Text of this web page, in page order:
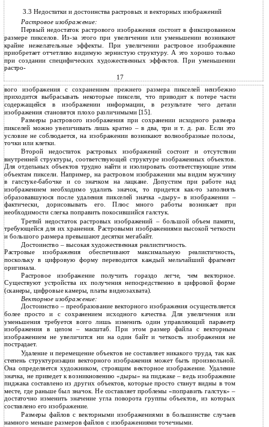
3.3 Недостатки и достоинства растровых и векторных изображений
Растровое изображение:
Первый недостаток растрового изображения состоит в фиксированном
размере пикселов. Из-за этого при увеличении или уменьшении возникают
крайне нежелательные эффекты. При увеличении растровое изображение
приобретает отчетливо видимую зернистую структуру. А это хорошо только
при создании специфических художественных эффектов. При уменьшении
растро-
17
вого изображения с сохранением прежнего размера пикселей неизбежно
приходится выбрасывать некоторые пиксели, что приводит к потере части
содержащейся в изображении информации, в результате чего детали
изображения становятся плохо различимыми [15].
Размеры растрового изображения при сохранении исходного размера
пикселей можно увеличивать лишь кратно – в два, три и т. д. раз. Если это
условие не соблюдается, на изображении возникают волнообразные полосы,
точки или клетки.
Второй недостаток растровых изображений состоит и отсутствии
внутренней структуры, соответствующей структуре изображенных объектов.
Для отдельных объектов трудно найти и изолировать соответствующие этим
объектам пиксели. Например, на растровом изображении мы видим мужчину
в галстуке-бабочке и со значком на лацкане. Допустим при работе над
изображением необходимо удалить значок, то придется как-то заполнять
образовавшуюся после удаления пикселей значка «дыру» в изображении –
фактически, дорисовывать его. Плюс много работы возникает при
необходимости слегка поправить покосившийся галстук.
Третий недостаток растровых изображений – большой объем памяти,
требующейся для их хранения. Растровыми изображениями высокой четкости
и большого размера превышают десятки мегабайт.
Достоинство – высокая художественная реалистичность.
Растровые изображения обеспечивают максимальную реалистичность,
поскольку в цифровую форму переводится каждый мельчайший фрагмент
оригинала.
Растровое изображение получить гораздо легче, чем векторное.
Существуют устройства их получения непосредственно в цифровой форме
(сканеры, цифровые камеры, платы видеозахвата).
Векторное изображение:
Достоинство –преобразование векторного изображения осуществляется
более просто и с сохранением исходного качества. Для увеличения или
уменьшения требуется всего лишь изменить один управляющий параметр
изображения в целом – масштаб. При этом размер файла с векторным
изображением не увеличится ни на один байт и четкость изображения не
пострадает.
Удаление и перемещение объектов не составляет никакого труда, так как
степень структуризации векторного изображения может быть произвольной.
Она определяется художником, строящим векторное изображение. Удаление
значка, не приведет к возникновению «дыры» на пиджаке – ведь изображение
пиджака составлено из других объектов, которые просто станут видны в том
месте, где раньше был значок. Не составляет проблемы «поправить галстук» –
достаточно изменить значение угла поворота группы объектов, из которых
составлено его изображение.
Размеры файлов с векторными изображениями в большинстве случаев
намного меньше размеров файлов с изображениями точечными.